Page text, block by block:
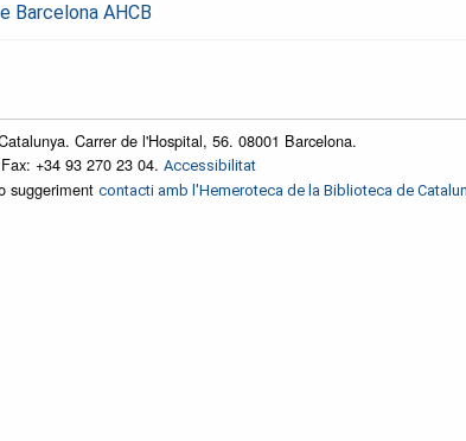
Barcelona AHCB
Carrer de l'Hospital, 56. 08001 Barcelona.
+34 93 270 23 04. Accessibilitat
suggeriment contacti amb l'Hemeroteca de la Biblioteca de